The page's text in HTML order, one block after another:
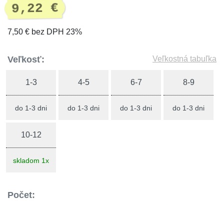
9,22 €
7,50 € bez DPH 23%
Veľkosť: Veľkostná tabuľka
1-3
do 1-3 dni
4-5
do 1-3 dni
6-7
do 1-3 dni
8-9
do 1-3 dni
10-12
skladom 1x
Počet: